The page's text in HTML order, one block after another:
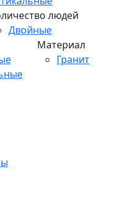
людей
Двойные
Материал
Гранит